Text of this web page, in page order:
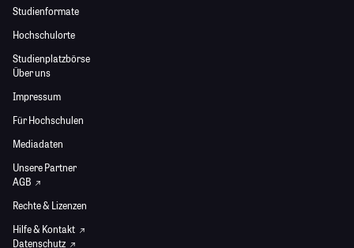
Studienformate
Hochschulorte
Studienplatzbörse
Über uns
Impressum
Für Hochschulen
Mediadaten
Unsere Partner
AGB
Rechte & Lizenzen
Hilfe & Kontakt
Datenschutz